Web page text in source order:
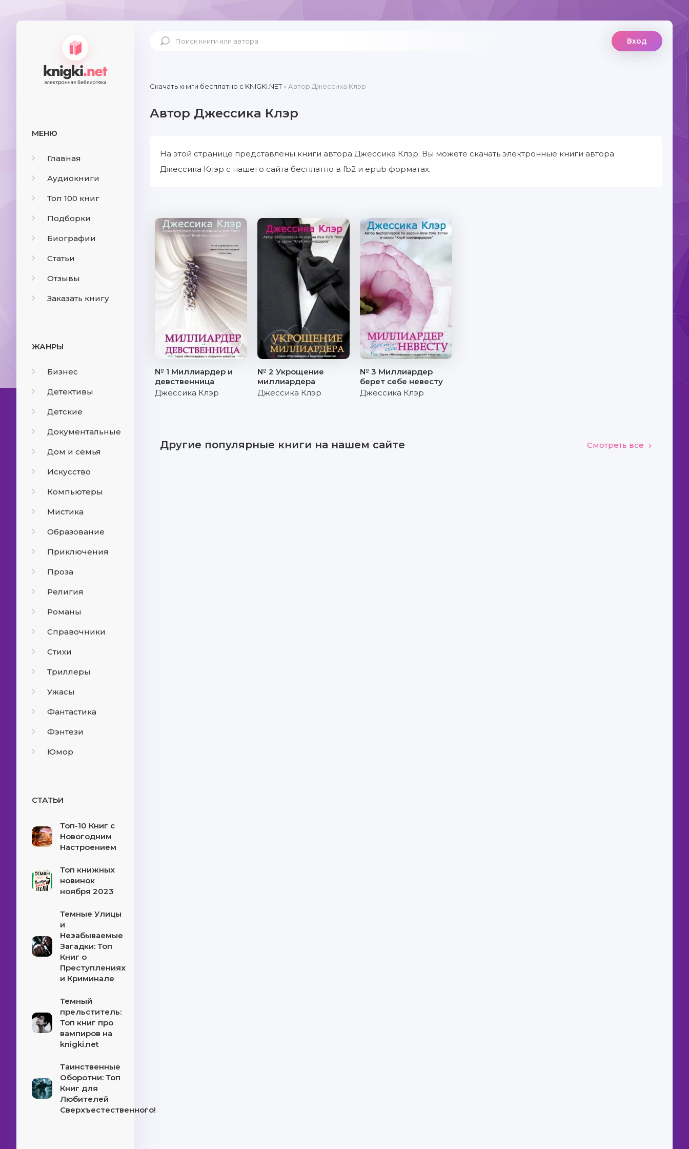
МЕНЮ
Главная
Аудиокниги
Топ 100 книг
Подборки
Биографии
Статьи
Отзывы
Заказать книгу
ЖАНРЫ
Бизнес
Детективы
Детские
Документальные
Дом и семья
Искусство
Компьютеры
Мистика
Образование
Приключения
Проза
Религия
Романы
Справочники
Стихи
Триллеры
Ужасы
Фантастика
Фэнтези
Юмор
СТАТЬИ
Топ-10 Книг с
Новогодним
Настроением
Топ книжных
новинок
ноября 2023
Темные Улицы
и
Незабываемые
Загадки: Топ
Книг о
Преступлениях
и Криминале
Темный
прельститель:
Топ книг про
вампиров на
knigki.net
Таинственные
Оборотни: Топ
Книг для
Любителей
Сверхъестественного!
Вход
Скачать книги бесплатно c KNIGKI.NET» Автор Джессика Клэр
Автор Джессика Клэр
На этой странице представлены книги автора Джессика Клэр. Вы можете скачать электронные книги автора
Джессика Клэр с нашего сайта бесплатно в fb2 и epub форматах.
№ 1 Миллиардер и
девственница
Джессика Клэр
№ 2 Укрощение
миллиардера
Джессика Клэр
№ 3 Миллиардер
берет себе невесту
Джессика Клэр
Другие популярные книги на нашем сайте Смотреть все